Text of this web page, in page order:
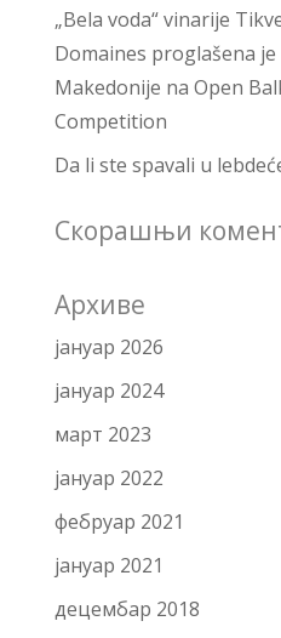
„Bela voda“ vinarije
Domaines proglašena
Makedonije na Open
Competition
Da li ste spavali u
Скорашњи
Архиве
јануар 2026
јануар 2024
март 2023
јануар 2022
фебруар 2021
јануар 2021
децембар 2018